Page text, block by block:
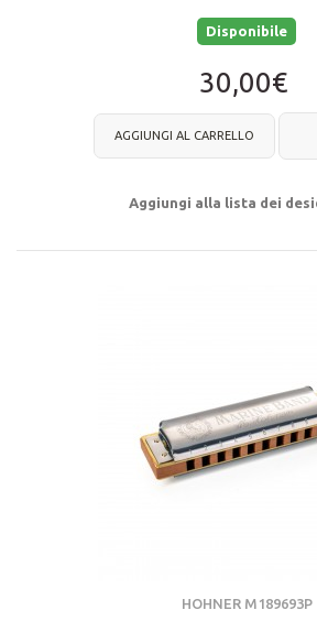
Disponibile
30,00€
AGGIUNGI AL CARRELLO
Aggiungi alla lista dei
HOHNER M189693P